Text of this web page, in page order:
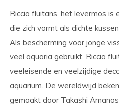
Riccia fluitans, het levermos is
die zich vormt als dichte
Als bescherming voor jonge
veel aquaria gebruikt. Riccia
veeleisende en veelzijdige
aquarium. De wereldwijd
gemaakt door Takashi